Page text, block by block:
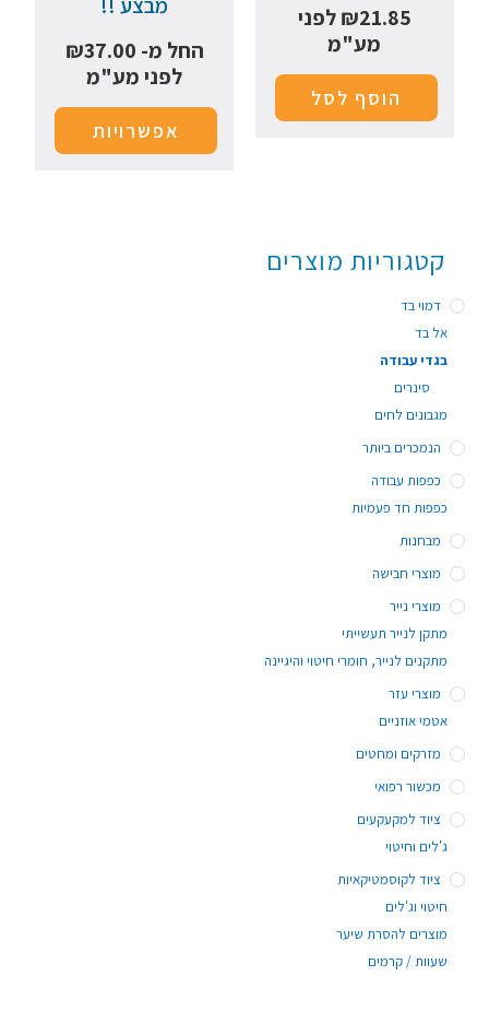
₪21.85
לפני
מע"מ
הוסף לסל
החל מ-
₪37.00
לפני מע"מ
אפשרויות
קטגוריות מוצרים
דמוי בד
אל בד
בגדי עבודה
סינרים
מגבונים לחים
הנמכרים ביותר
כפפות עבודה
כפפות חד פעמיות
מבחנות
מוצרי חבישה
מוצרי נייר
מתקן לנייר תעשייתי
מתקנים לנייר, חומרי חיטוי והיגיינה
מוצרי עזר
אטמי אוזניים
מזרקים ומחטים
מכשור רפואי
ציוד למקעקעים
ג'לים וחיטוי
ציוד לקוסמטיקאיות
חיטוי וג'לים
מוצרים להסרת שיער
שעוות / קרמים